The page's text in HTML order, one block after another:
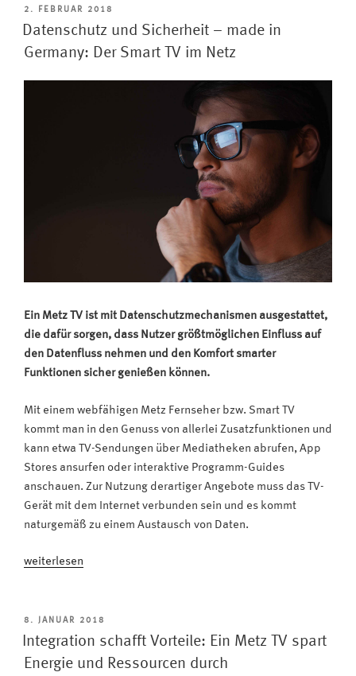
Datenschutz-
Stufe
für
VERÖFFENTLICHT
AM
2. FEBRUAR 2018
Datenschutz und Sicherheit – made in
Germany: Der Smart TV im Netz
Ein Metz TV ist mit Datenschutzmechanismen ausgestattet,
die dafür sorgen, dass Nutzer größtmöglichen Einfluss auf
den Datenfluss nehmen und den Komfort smarter
Funktionen sicher genießen können.
Mit einem webfähigen Metz Fernseher bzw. Smart TV
kommt man in den Genuss von allerlei Zusatzfunktionen und
kann etwa TV-Sendungen über Mediatheken abrufen, App
Stores ansurfen oder interaktive Programm-Guides
anschauen. Zur Nutzung derartiger Angebote muss das TV-
Gerät mit dem Internet verbunden sein und es kommt
naturgemäß zu einem Austausch von Daten.
„Datenschutz
–
made
in
weiterlesen
VERÖFFENTLICHT
AM
8. JANUAR 2018
Integration schafft Vorteile: Ein Metz TV spart
Energie und Ressourcen durch